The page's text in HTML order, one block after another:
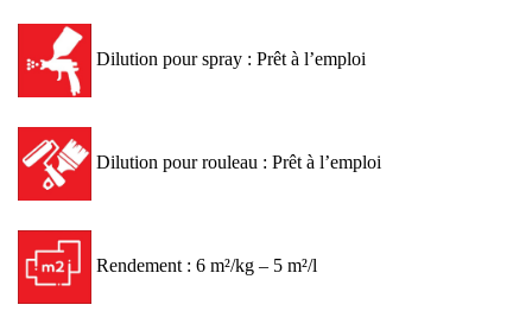
Dilution pour spray : Prêt à l’emploi
Dilution pour rouleau : Prêt à l’emploi
Rendement : 6 m²/kg – 5 m²/l